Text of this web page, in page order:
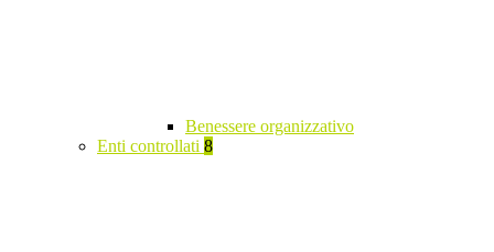
Benessere organizzativo
Enti controllati 8